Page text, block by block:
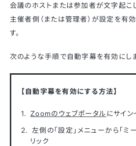
会議のホストまたは参加者が文字起こ
主催者側（または管理者）が設定を有
す。
次のような手順で自動字幕を有効にしま
【自動字幕を有効にする方法】
Zoomのウェブポータル にサイン
左側の「設定」メニューから「ミ
リック